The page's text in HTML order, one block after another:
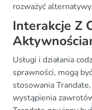
rozważyć alternatywy.
Interakcje Z
Usługi i działania
sprawności, mogą
stosowania
wystąpienia